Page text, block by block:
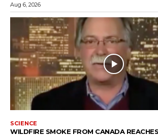
Aug 6, 2026
SCIENCE
WILDFIRE SMOKE FROM CANADA